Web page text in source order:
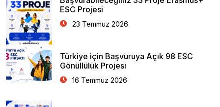
ESC Projesi
23 Temmuz 2026
Türkiye için Başvuruya Açık 98 ESC
Gönüllülük Projesi
16 Temmuz 2026